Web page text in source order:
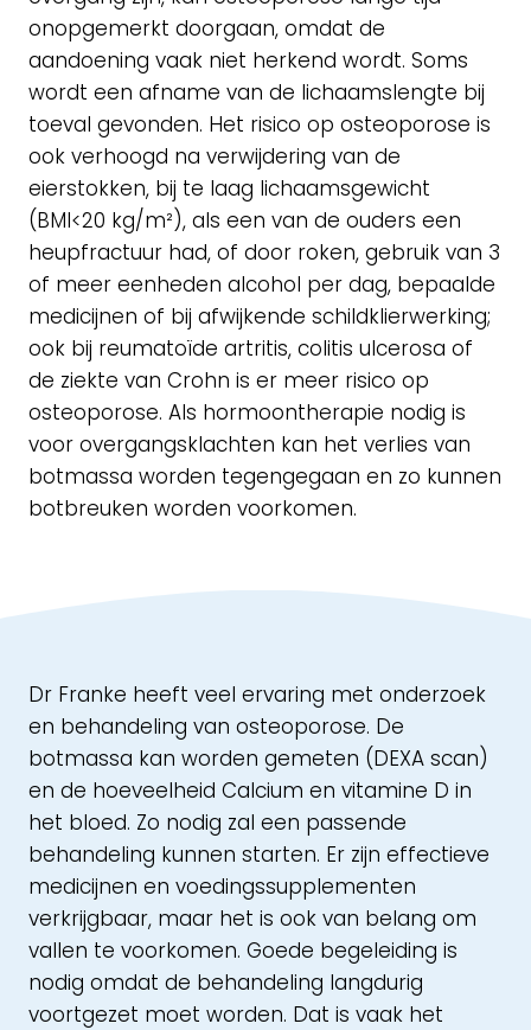
onopgemerkt doorgaan, omdat de
aandoening vaak niet herkend wordt. Soms
wordt een afname van de lichaamslengte bij
toeval gevonden. Het risico op osteoporose is
ook verhoogd na verwijdering van de
eierstokken, bij te laag lichaamsgewicht
(BMI<20 kg/m²), als een van de ouders een
heupfractuur had, of door roken, gebruik van 3
of meer eenheden alcohol per dag, bepaalde
medicijnen of bij afwijkende schildklierwerking;
ook bij reumatoïde artritis, colitis ulcerosa of
de ziekte van Crohn is er meer risico op
osteoporose. Als hormoontherapie nodig is
voor overgangsklachten kan het verlies van
botmassa worden tegengegaan en zo kunnen
botbreuken worden voorkomen.
Dr Franke heeft veel ervaring met onderzoek
en behandeling van osteoporose. De
botmassa kan worden gemeten (DEXA scan)
en de hoeveelheid Calcium en vitamine D in
het bloed. Zo nodig zal een passende
behandeling kunnen starten. Er zijn effectieve
medicijnen en voedingssupplementen
verkrijgbaar, maar het is ook van belang om
vallen te voorkomen. Goede begeleiding is
nodig omdat de behandeling langdurig
voortgezet moet worden. Dat is vaak het